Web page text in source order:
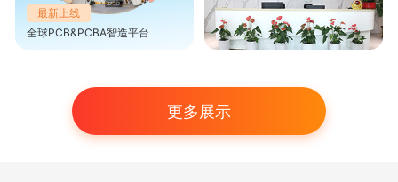
最新上线
全球PCB&PCBA智造平台
更多展示